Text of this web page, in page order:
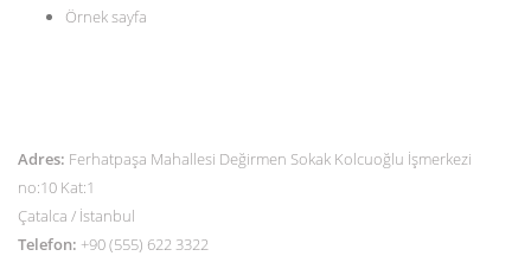
Örnek sayfa
Adres: Ferhatpaşa Mahallesi Değirmen Sokak Kolcuoğlu İşmerkezi
no:10 Kat:1
Çatalca / İstanbul
Telefon: +90 (555) 622 3322